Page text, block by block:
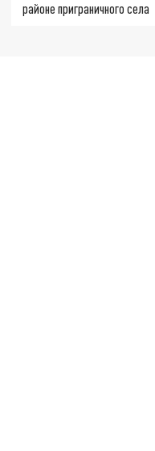
районе приграничного села